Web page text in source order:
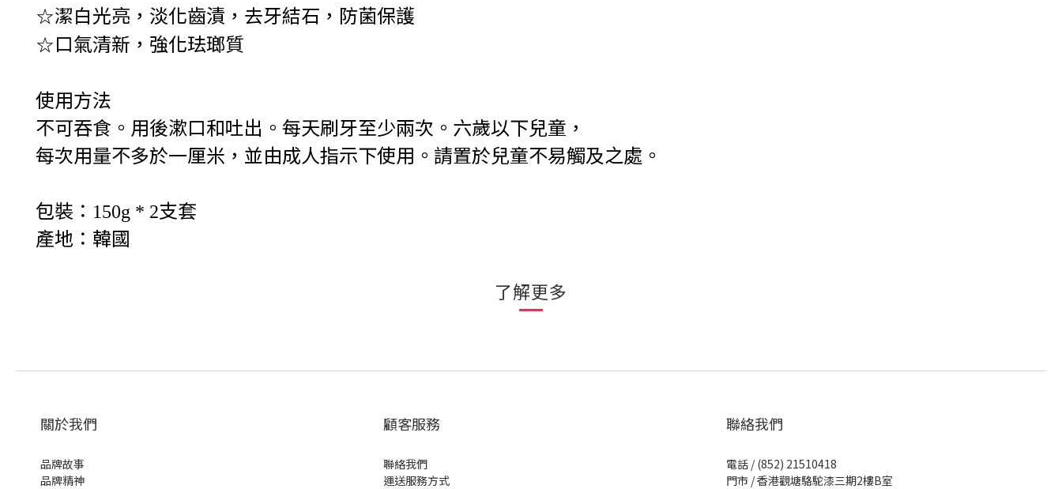
☆潔白光亮，淡化齒漬，去牙結石，防菌保護
☆口氣清新，強化珐瑯質
使用方法
不可吞食。用後漱口和吐出。每天刷牙至少兩次。六歲以下兒童，
每次用量不多於一厘米，並由成人指示下使用。請置於兒童不易觸及之處。
包裝： 150g * 2支套
產地：韓國
了解更多
關於我們
品牌故事
品牌精神
顧客服務
聯絡我們
運送服務方式
聯絡我們
電話 / (852) 21510418
門市 / 香港觀塘駱駝漆三期2樓B室